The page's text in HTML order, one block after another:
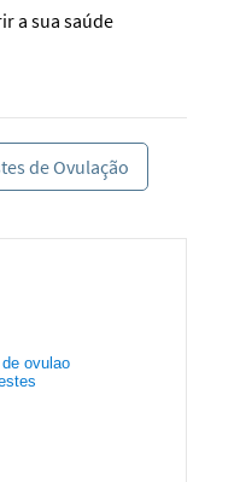
a sua saúde
de Ovulação